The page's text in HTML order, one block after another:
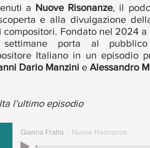
a Nuove Risonanze, il
e alla divulgazione
compositori. Fondato nel 2024 a
settimane porta al
Italiano in un episodio
Dario Manzini e Alessandro
l'ultimo episodio
Gianna Fratta Nuove Risonanze